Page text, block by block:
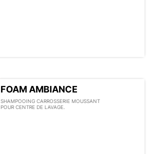
FOAM AMBIANCE
SHAMPOOING CARROSSERIE MOUSSANT
POUR CENTRE DE LAVAGE.